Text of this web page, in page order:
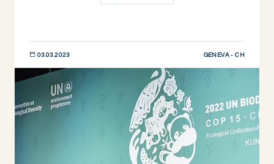
03.03.2023 GENEVA - CH
DESCUBRIR AHORA